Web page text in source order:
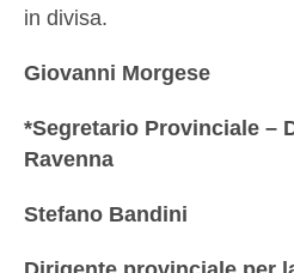
in divisa.
Giovanni Morgese
*Segretario Provinciale –
Ravenna
Stefano Bandini